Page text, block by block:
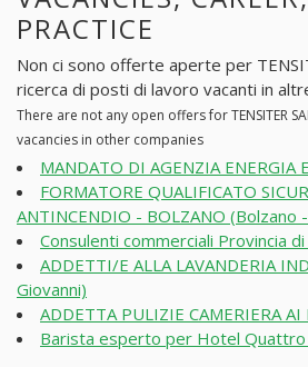
PRACTICE
Non ci sono offerte aperte per
ricerca di posti di lavoro vacanti in
There are not any open offers for TENSITER
vacancies in other companies
MANDATO DI AGENZIA ENERGIA
FORMATORE QUALIFICATO
ANTINCENDIO - BOLZANO (Bolzano
Consulenti commerciali Provincia
ADDETTI/E ALLA LAVANDERIA
Giovanni)
ADDETTA PULIZIE CAMERIERA
Barista esperto per Hotel Quattro